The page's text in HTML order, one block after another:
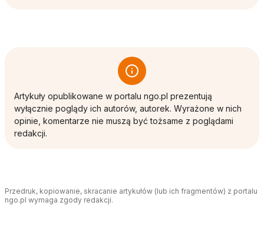
Artykuły opublikowane w portalu ngo.pl prezentują
wyłącznie poglądy ich autorów, autorek. Wyrażone w nich
opinie, komentarze nie muszą być tożsame z poglądami
redakcji.
Przedruk, kopiowanie, skracanie artykułów (lub ich fragmentów) z portalu
ngo.pl wymaga zgody redakcji.